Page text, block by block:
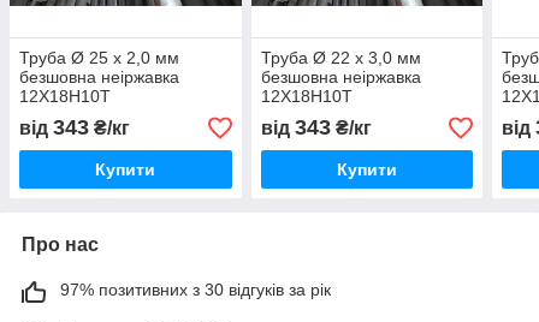
Труба Ø 25 х 2,0 мм
безшовна неіржавка
12Х18Н10Т
від 343 ₴/кг
Купити
Труба Ø 22 х 3,0 мм
безшовна неіржавка
12Х18Н10Т
від 343₴/кг
Купити
від
Про нас
97% позитивних з 30 відгуків за рік